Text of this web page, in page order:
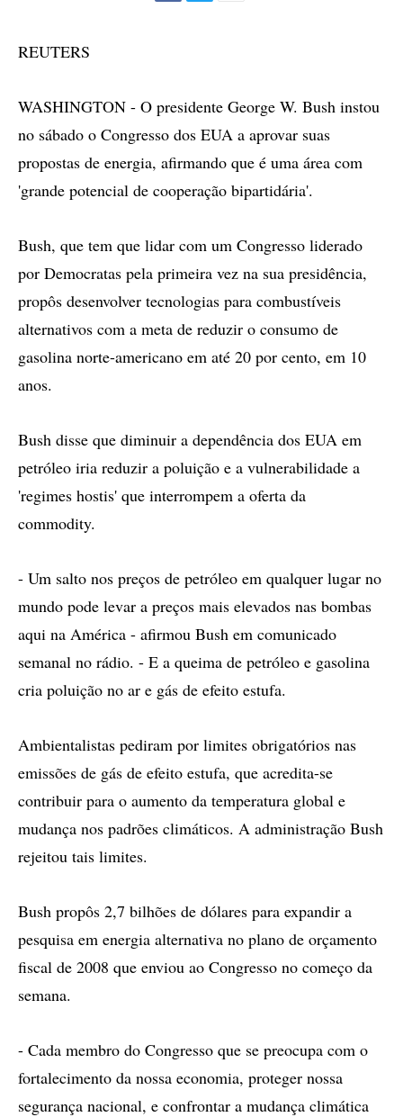
REUTERS
WASHINGTON - O presidente George W. Bush instou
no sábado o Congresso dos EUA a aprovar suas
propostas de energia, afirmando que é uma área com
'grande potencial de cooperação bipartidária'.
Bush, que tem que lidar com um Congresso liderado
por Democratas pela primeira vez na sua presidência,
propôs desenvolver tecnologias para combustíveis
alternativos com a meta de reduzir o consumo de
gasolina norte-americano em até 20 por cento, em 10
anos.
Bush disse que diminuir a dependência dos EUA em
petróleo iria reduzir a poluição e a vulnerabilidade a
'regimes hostis' que interrompem a oferta da
commodity.
- Um salto nos preços de petróleo em qualquer lugar no
mundo pode levar a preços mais elevados nas bombas
aqui na América - afirmou Bush em comunicado
semanal no rádio. - E a queima de petróleo e gasolina
cria poluição no ar e gás de efeito estufa.
Ambientalistas pediram por limites obrigatórios nas
emissões de gás de efeito estufa, que acredita-se
contribuir para o aumento da temperatura global e
mudança nos padrões climáticos. A administração Bush
rejeitou tais limites.
Bush propôs 2,7 bilhões de dólares para expandir a
pesquisa em energia alternativa no plano de orçamento
fiscal de 2008 que enviou ao Congresso no começo da
semana.
- Cada membro do Congresso que se preocupa com o
fortalecimento da nossa economia, proteger nossa
segurança nacional, e confrontar a mudança climática